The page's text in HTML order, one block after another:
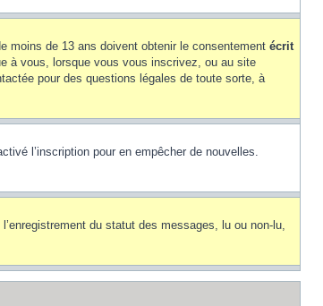
moins de 13 ans doivent obtenir le consentement écrit
à vous, lorsque vous vous inscrivez, ou au site
pour des questions légales de toute sorte, à
l’inscription pour en empêcher de nouvelles.
du statut des messages, lu ou non-lu,